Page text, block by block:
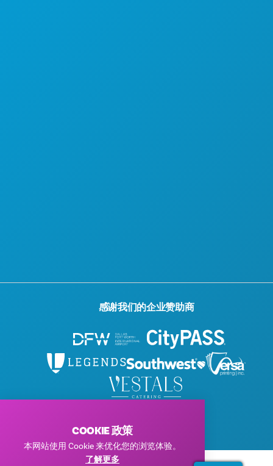
感谢我们的企业赞助商
隐私政策
COOKIE 政策
本网站使用 Cookie 来优化您的浏览体验。
了解更多